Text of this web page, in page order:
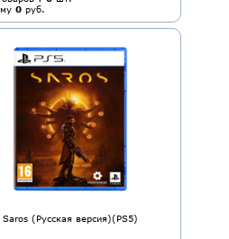
0 руб.
Saros (Русская версия)(PS5)